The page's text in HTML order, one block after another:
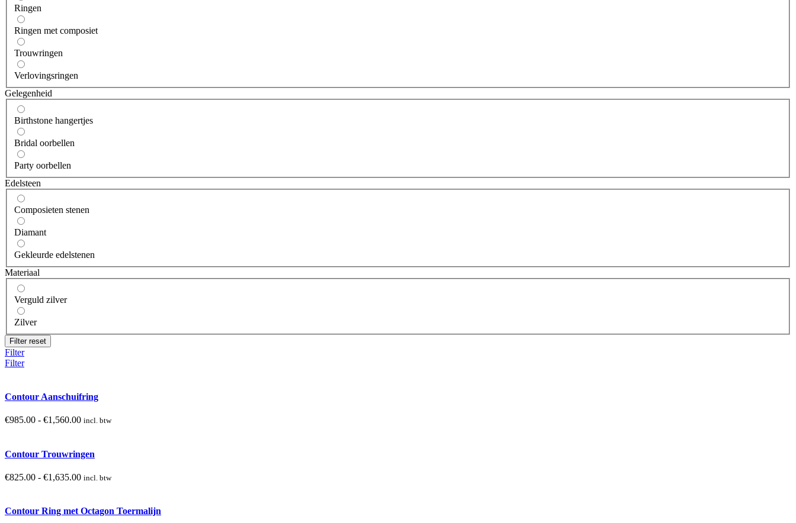
Ringen
Ringen met composiet
Trouwringen
Verlovingsringen
Gelegenheid
Birthstone hangertjes
Bridal oorbellen
Party oorbellen
Edelsteen
Composieten stenen
Diamant
Gekleurde edelstenen
Materiaal
Verguld zilver
Zilver
Filter reset
Filter
Filter
Contour Aanschuifring
€985.00 - €1,560.00Prijsklasse:
€1,560.00
incl. btw
Contour Trouwringen
€825.00 - €1,635.00Prijsklasse:
€1,635.00
incl. btw
Contour Ring met Octagon Toermalijn